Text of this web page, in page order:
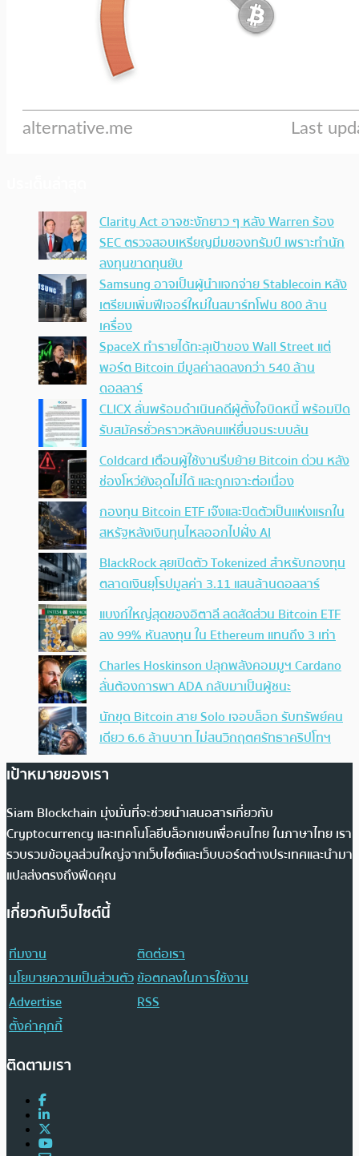
Clarity Act อาจชะงักยาว ๆ หลัง Warren ร้อง
SEC ตรวจสอบเหรียญมีมของทรัมป์ เพราะทำนัก
ลงทุนขาดทุนยับ
Samsung อาจเป็นผู้นำแจกจ่าย Stablecoin หลัง
เตรียมเพิ่มฟีเจอร์ใหม่ในสมาร์ทโฟน 800 ล้าน
เครื่อง
SpaceX ทำรายได้ทะลุเป้าของ Wall Street แต่
พอร์ต Bitcoin มีมูลค่าลดลงกว่า 540 ล้าน
ดอลลาร์
CLICX ลั่นพร้อมดำเนินคดีผู้ตั้งใจบิดหนี้ พร้อมปิด
รับสมัครชั่วคราวหลังคนแห่ยื่นจนระบบล้น
Coldcard เตือนผู้ใช้งานรีบย้าย Bitcoin ด่วน หลัง
ช่องโหว่ยังอุดไม่ได้ และถูกเจาะต่อเนื่อง
กองทุน Bitcoin ETF เจ๊งและปิดตัวเป็นแห่งแรกใน
สหรัฐหลังเงินทุนไหลออกไปฝั่ง AI
BlackRock ลุยเปิดตัว Tokenized สำหรับกองทุน
ตลาดเงินยุโรปมูลค่า 3.11 แสนล้านดอลลาร์
แบงก์ใหญ่สุดของอิตาลี ลดสัดส่วน Bitcoin ETF
ลง 99% หันลงทุน ใน Ethereum แทนถึง 3 เท่า
Charles Hoskinson ปลุกพลังคอมมูฯ Cardano
ลั่นต้องการพา ADA กลับมาเป็นผู้ชนะ
นักขุด Bitcoin สาย Solo เจอบล็อก รับทรัพย์คน
เดียว 6.6 ล้านบาท ไม่สนวิกฤตศรัทธาคริปโทฯ
เป้าหมายของเรา
Siam Blockchain มุ่งมั่นที่จะช่วยนำเสนอสารเกี่ยวกับ
Cryptocurrency และเทคโนโลยีบล็อกเชนเพื่อคนไทย ในภาษาไทย เรา
รวบรวมข้อมูลส่วนใหญ่จากเว็บไซต์และเว็บบอร์ดต่างประเทศและนำมา
แปลส่งตรงถึงฟีดคุณ
เกี่ยวกับเว็บไซต์นี้
ทีมงาน
ติดต่อเรา
นโยบายความเป็นส่วนตัวข้อตกลงในการใช้งาน
Advertise
RSS
ตั้งค่าคุกกี้
ติดตามเรา